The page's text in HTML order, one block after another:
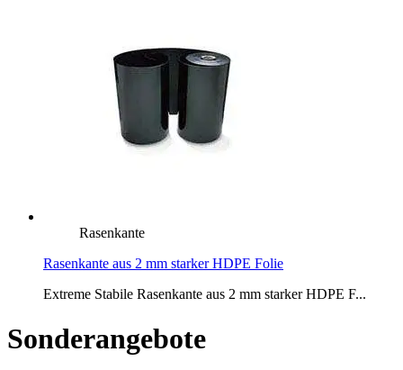
Rasenkante
Rasenkante aus 2 mm starker HDPE Folie
Extreme Stabile Rasenkante aus 2 mm starker HDPE F...
Sonderangebote